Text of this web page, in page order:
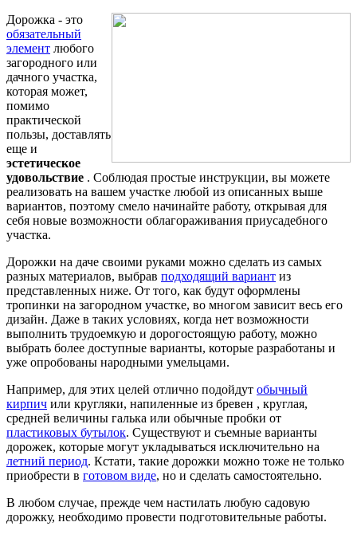
Дорожка - это
обязательный
элемент любого
загородного или
дачного участка,
которая может,
помимо
практической
пользы, доставлять
еще и
эстетическое
удовольствие . Соблюдая простые инструкции, вы можете
реализовать на вашем участке любой из описанных выше
вариантов, поэтому смело начинайте работу, открывая для
себя новые возможности облагораживания приусадебного
участка.
Дорожки на даче своими руками можно сделать из самых
разных материалов, выбрав подходящий вариант из
представленных ниже. От того, как будут оформлены
тропинки на загородном участке, во многом зависит весь его
дизайн. Даже в таких условиях, когда нет возможности
выполнить трудоемкую и дорогостоящую работу, можно
выбрать более доступные варианты, которые разработаны и
уже опробованы народными умельцами.
Например, для этих целей отлично подойдут обычный
кирпич или кругляки, напиленные из бревен , круглая,
средней величины галька или обычные пробки от
пластиковых бутылок. Существуют и съемные варианты
дорожек, которые могут укладываться исключительно на
летний период. Кстати, такие дорожки можно тоже не только
приобрести в готовом виде, но и сделать самостоятельно.
В любом случае, прежде чем настилать любую садовую
дорожку, необходимо провести подготовительные работы.